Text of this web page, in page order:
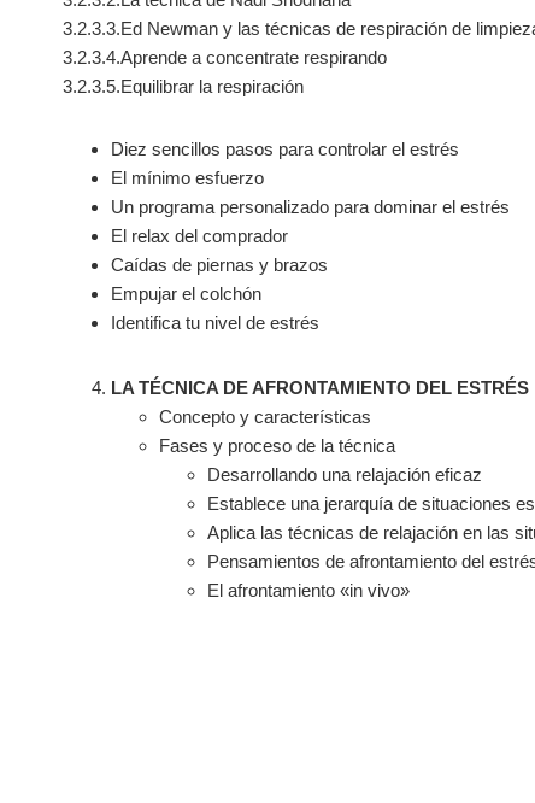
3.2.3.3.Ed Newman y las técnicas de respiración de
3.2.3.4.Aprende a concentrate respirando
3.2.3.5.Equilibrar la respiración
Diez sencillos pasos para controlar el estrés
El mínimo esfuerzo
Un programa personalizado para dominar el estrés
El relax del comprador
Caídas de piernas y brazos
Empujar el colchón
Identifica tu nivel de estrés
LA TÉCNICA DE AFRONTAMIENTO DEL ESTRÉS
Concepto y características
Fases y proceso de la técnica
Desarrollando una relajación eficaz
Establece una jerarquía de situaciones
Aplica las técnicas de relajación en las
Pensamientos de afrontamiento del
El afrontamiento «in vivo»